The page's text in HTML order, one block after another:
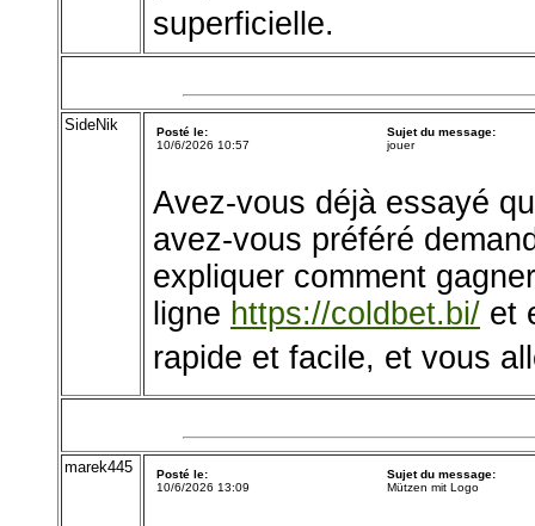
superficielle.
SideNik
Posté le:
10/6/2026 10:57
Sujet du message:
jouer
Avez-vous déjà essayé
avez-vous préféré
expliquer comment
ligne https://coldbet.bi/ et
rapide et facile, et vous
marek445
Posté le:
10/6/2026 13:09
Sujet du message:
Mützen mit Logo